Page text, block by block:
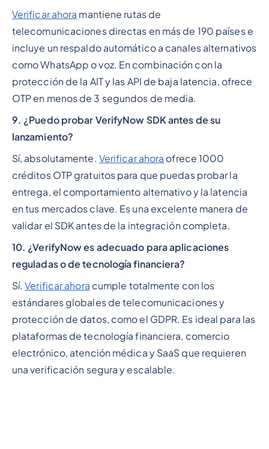
Verificar ahora mantiene rutas de
telecomunicaciones directas en más de 190 países e
incluye un respaldo automático a canales alternativos
como WhatsApp o voz. En combinación con la
protección de la AIT y las API de baja latencia, ofrece
OTP en menos de 3 segundos de media.
9. ¿Puedo probar VerifyNow SDK antes de su
lanzamiento?
Sí, absolutamente. Verificar ahora ofrece 1000
créditos OTP gratuitos para que puedas probar la
entrega, el comportamiento alternativo y la latencia
en tus mercados clave. Es una excelente manera de
validar el SDK antes de la integración completa.
10. ¿VerifyNow es adecuado para aplicaciones
reguladas o de tecnología financiera?
Sí.Verificar ahora cumple totalmente con los
estándares globales de telecomunicaciones y
protección de datos, como el GDPR. Es ideal para las
plataformas de tecnología financiera, comercio
electrónico, atención médica y SaaS que requieren
una verificación segura y escalable.